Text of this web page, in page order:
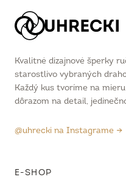
Kvalitné dizajnové šperky
starostlivo vybraných
Každý kus tvoríme na
dôrazom na detail,
@uhrecki na Instagrame →
E-SHOP